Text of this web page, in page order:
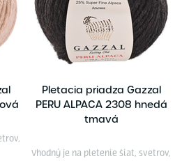
Pletacia priadza Gazzal
PERU ALPACA 2308 hnedá
tmavá
Vhodný je na pletenie šiat, svetrov,